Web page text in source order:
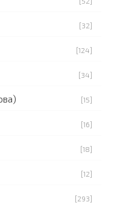
[32]
[124]
[34]
[15]
[16]
[18]
[12]
[293]